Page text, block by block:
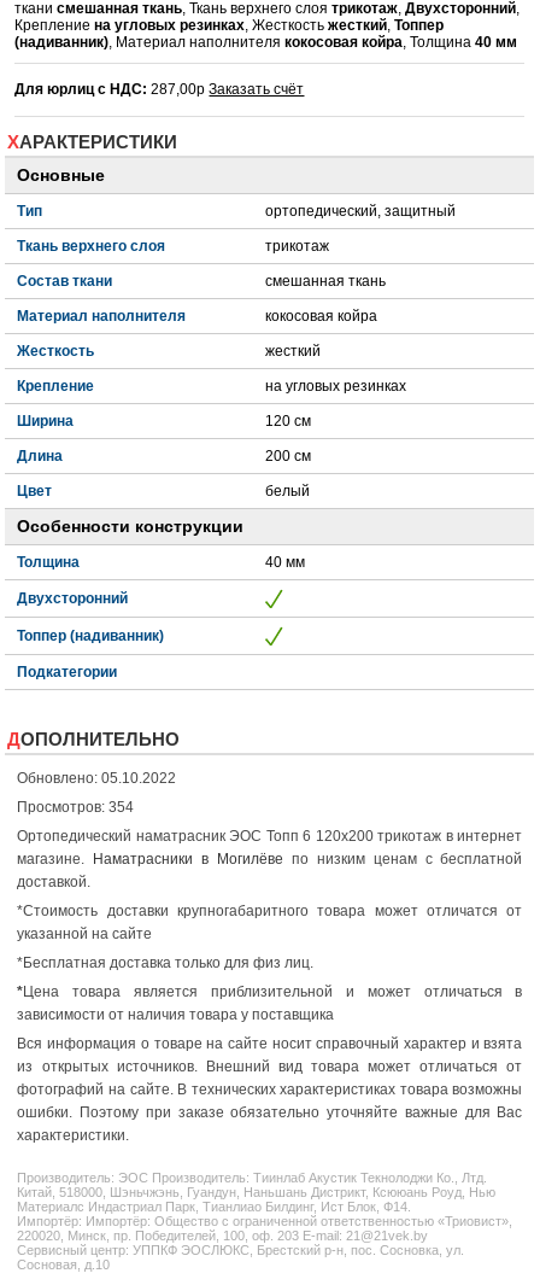
тканисмешанная ткань, Ткань верхнего слоятрикотаж,Двухсторонний,
Креплениена угловых резинках, Жесткостьжесткий,Топпер
(надиванник), Материал наполнителякокосовая койра, Толщина40 мм
Для юрлиц с НДС: 287,00рЗаказать счёт
ХАРАКТЕРИСТИКИ
Основные
Тип ортопедический, защитный
Ткань верхнего слоя трикотаж
Состав ткани смешанная ткань
Материал наполнителя кокосовая койра
Жесткость жесткий
Крепление на угловых резинках
Ширина 120 см
Длина 200 см
Цвет белый
Особенности конструкции
Толщина 40 мм
Двухсторонний
Топпер (надиванник)
Подкатегории
ДОПОЛНИТЕЛЬНО
Обновлено: 05.10.2022
Просмотров: 354
Ортопедический наматрасник ЭОС Топп 6 120x200 трикотаж в интернет
магазине.
Наматрасники в Могилёве по низким ценам с бесплатной
доставкой.
*Стоимость доставки крупногабаритного товара может отличатся от
указанной на сайте
*Бесплатная доставка только для физ лиц.
*Цена товара является приблизительной и может отличаться в
зависимости от наличия товара у поставщика
Вся информация о товаре на сайте носит справочный характер и взята
из открытых источников. Внешний вид товара может отличаться от
фотографий на сайте. В технических характеристиках товара возможны
ошибки. Поэтому при заказе обязательно уточняйте важные для Вас
характеристики.
Производитель: ЭОС Производитель: Тиинлаб Акустик Текнолоджи Ко., Лтд.
Китай, 518000, Шэньчжэнь, Гуандун, Наньшань Дистрикт, Ксююань Роуд, Нью
Материалс Индастриал Парк, Тианлиао Билдинг, Ист Блок, Ф14.
Импортёр: Импортёр: Общество с ограниченной ответственностью «Триовист»,
220020, Минск, пр. Победителей, 100, оф. 203 E-mail: 21@21vek.by
Сервисный центр: УППКФ ЭОСЛЮКС, Брестский р-н, пос. Сосновка, ул.
Сосновая, д.10